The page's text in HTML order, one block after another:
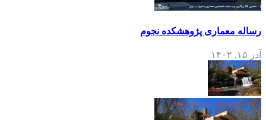
رساله معماری پژوهشکده نجوم
آذر ۱۵, ۱۴۰۲